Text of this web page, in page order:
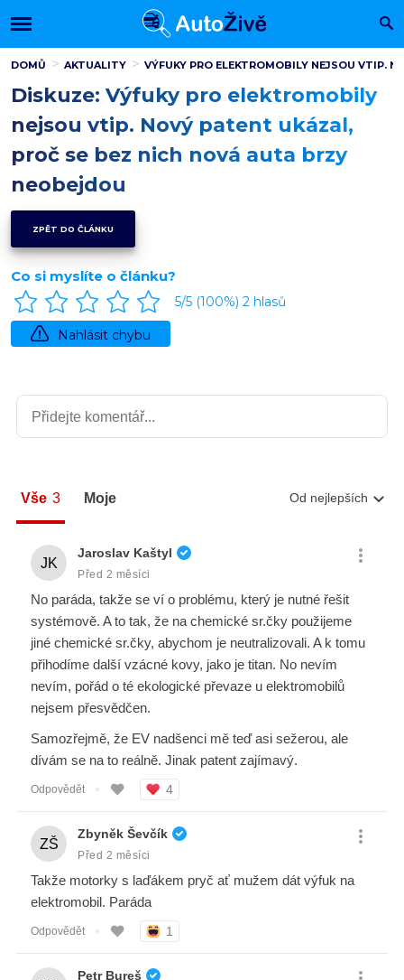
DOMŮ AKTUALITY VÝFUKY PRO ELEKTROMOBILY NEJSOU VTIP.
Diskuze: Výfuky pro elektromobily
nejsou vtip. Nový patent ukázal,
proč se bez nich nová auta brzy
neobejdou
ZPĚT DO ČLÁNKU
Co si myslíte o článku?
5/5 (100%) 2 hlasů
Nahlásit chybu